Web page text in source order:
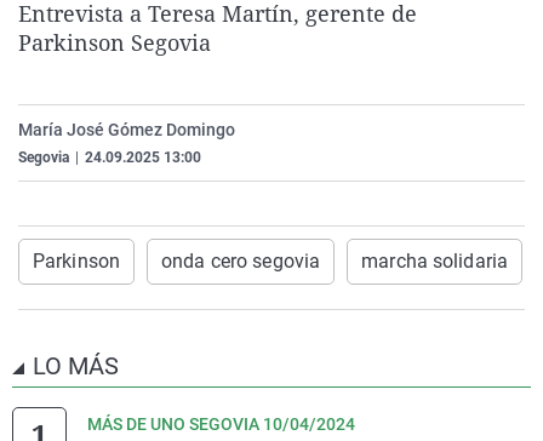
La rosa de los vientos
Como el perro y el
Caso
Equipo de
Extremadura
La Rioja
País Vasco
Virales
Elecciones
Entrevista a Teresa Martín, gerente de
Parkinson Segovia
María José Gómez Domingo
Segovia 24.09.2025 13:00
Parkinson onda cero segovia marcha solidaria
LO MÁS
MÁS DE UNO SEGOVIA 10/04/2024